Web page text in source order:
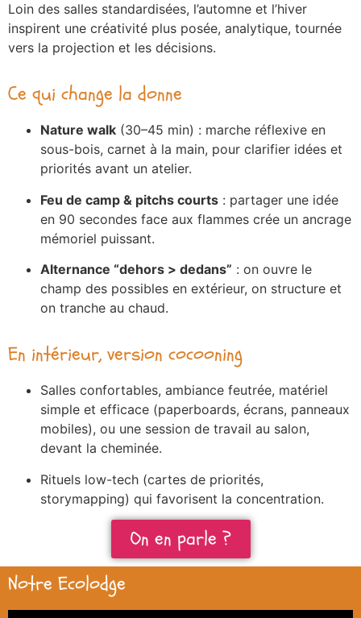
Loin des salles standardisées, l’automne et l’hiver
inspirent une créativité plus posée, analytique, tournée
vers la projection et les décisions.
Ce qui change la donne
Nature walk (30–45 min) : marche réflexive en
sous-bois, carnet à la main, pour clarifier idées et
priorités avant un atelier.
Feu de camp & pitchs courts : partager une idée
en 90 secondes face aux flammes crée un ancrage
mémoriel puissant.
Alternance “dehors > dedans” : on ouvre le
champ des possibles en extérieur, on structure et
on tranche au chaud.
En intérieur, version cocooning
Salles confortables, ambiance feutrée, matériel
simple et efficace (paperboards, écrans, panneaux
mobiles), ou une session de travail au salon,
devant la cheminée.
Rituels low-tech (cartes de priorités,
storymapping) qui favorisent la concentration.
On en parle ?
Notre Ecolodge